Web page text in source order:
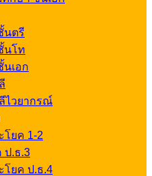
นตรี
นโท
เอก
ไวยากรณ์
โยค 1-2
ป.ธ.3
โยค ป.ธ.4